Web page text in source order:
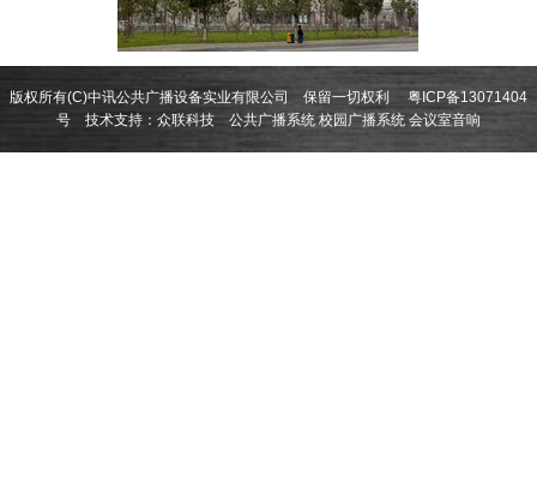
版权所有(C)中讯公共广播设备实业有限公司 保留一切权利 粤ICP备13071404
号 技术支持： 众联科技 公共广播系统 校园广播系统 会议室音响